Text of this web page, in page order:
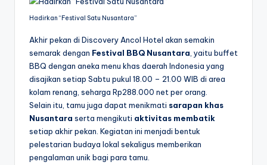
Hadirkan “Festival Satu Nusantara”
Akhir pekan di Discovery Ancol Hotel akan semakin
semarak dengan Festival BBQ Nusantara, yaitu buffet
BBQ dengan aneka menu khas daerah Indonesia yang
disajikan setiap Sabtu pukul 18.00 – 21.00 WIB di area
kolam renang, seharga Rp288.000 net per orang.
Selain itu, tamu juga dapat menikmati sarapan khas
Nusantara serta mengikuti aktivitas membatik
setiap akhir pekan. Kegiatan ini menjadi bentuk
pelestarian budaya lokal sekaligus memberikan
pengalaman unik bagi para tamu.